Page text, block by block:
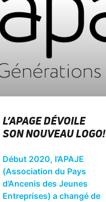
L’APAGE DÉVOILE
SON NOUVEAU LOGO!
Début 2020, l’APAJE
(Association du Pays
d’Ancenis des Jeunes
Entreprises) a changé de